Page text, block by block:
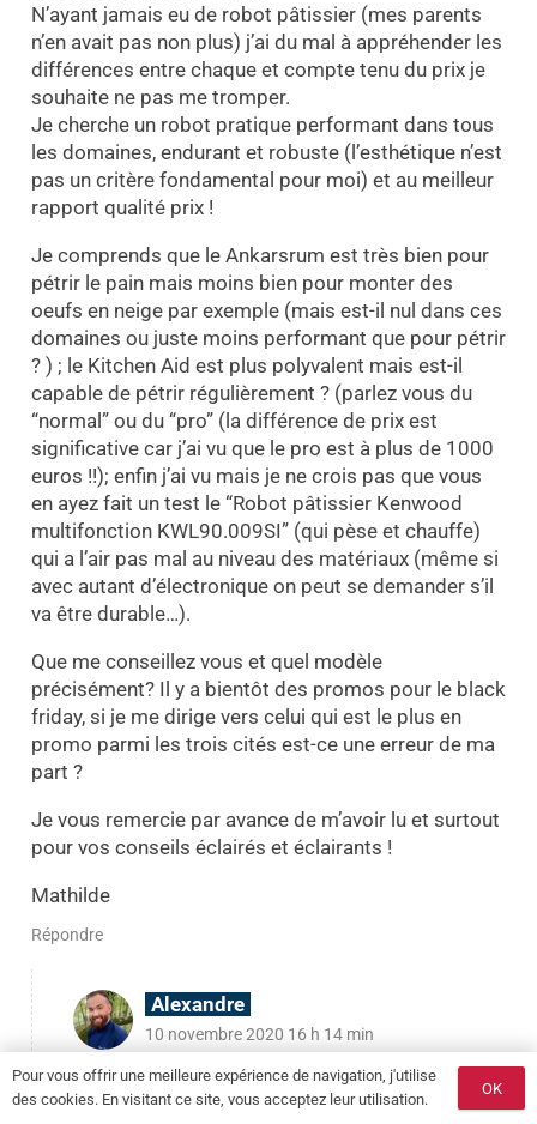
N’ayant jamais eu de robot pâtissier (mes parents
n’en avait pas non plus) j’ai du mal à appréhender les
différences entre chaque et compte tenu du prix je
souhaite ne pas me tromper.
Je cherche un robot pratique performant dans tous
les domaines, endurant et robuste (l’esthétique n’est
pas un critère fondamental pour moi) et au meilleur
rapport qualité prix !
Je comprends que le Ankarsrum est très bien pour
pétrir le pain mais moins bien pour monter des
oeufs en neige par exemple (mais est-il nul dans ces
domaines ou juste moins performant que pour pétrir
? ) ; le Kitchen Aid est plus polyvalent mais est-il
capable de pétrir régulièrement ? (parlez vous du
“normal” ou du “pro” (la différence de prix est
significative car j’ai vu que le pro est à plus de 1000
euros !!); enfin j’ai vu mais je ne crois pas que vous
en ayez fait un test le “Robot pâtissier Kenwood
multifonction KWL90.009SI” (qui pèse et chauffe)
qui a l’air pas mal au niveau des matériaux (même si
avec autant d’électronique on peut se demander s’il
va être durable…).
Que me conseillez vous et quel modèle
précisément? Il y a bientôt des promos pour le black
friday, si je me dirige vers celui qui est le plus en
promo parmi les trois cités est-ce une erreur de ma
part ?
Je vous remercie par avance de m’avoir lu et surtout
pour vos conseils éclairés et éclairants !
Mathilde
Répondre
Alexandre
10 novembre 2020 16 h 14 min
Bonjour Mathilde,
Pour vous offrir une meilleure expérience de navigation, j'utilise
des cookies. En visitant ce site, vous acceptez leur utilisation.
OK